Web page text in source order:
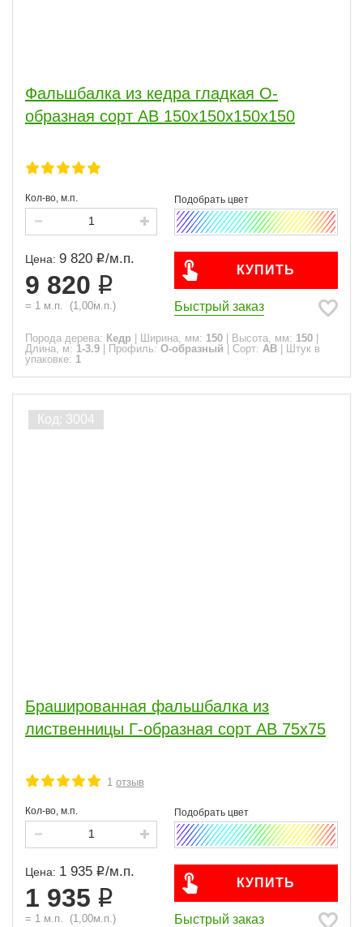
Фальшбалка из кедра гладкая О-
образная сорт АВ 150x150x150x150
Кол-во, м.п.
Цена: 9 820 /м.п.
9 820
= 1 м.п. (1,00м.п.)
КУПИТЬ
Быстрый заказ
Порода дерева: Кедр Ширина, мм: 150 Высота, мм: 150
Длина, м: 1-3.9 Профиль: О-образный Сорт: АВ
Штук в
упаковке: 1
Брашированная фальшбалка из
лиственницы Г-образная сорт АВ 75x75
1 отзыв
Кол-во, м.п.
Цена: 1 935 /м.п.
1 935
= 1 м.п. (1,00м.п.)
КУПИТЬ
Быстрый заказ